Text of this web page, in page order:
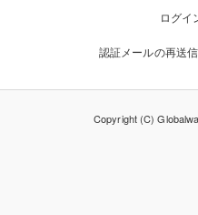
ログイ
認証メールの再送
Copyright (C)